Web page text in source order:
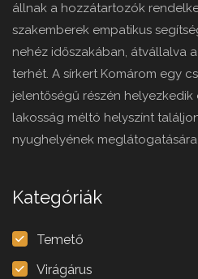
állnak a hozzátartozók
szakemberek empatikus
nehéz időszakában, átvállalva
terhét. A sírkert Komárom egy
jelentőségű részén
lakosság méltó helyszínt
nyughelyének meglátogatására.
Kategóriák
Temető
Virágárus